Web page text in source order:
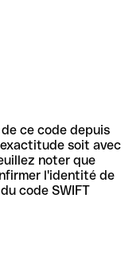
ce code depuis
soit avec
noter que
l'identité de
code SWIFT